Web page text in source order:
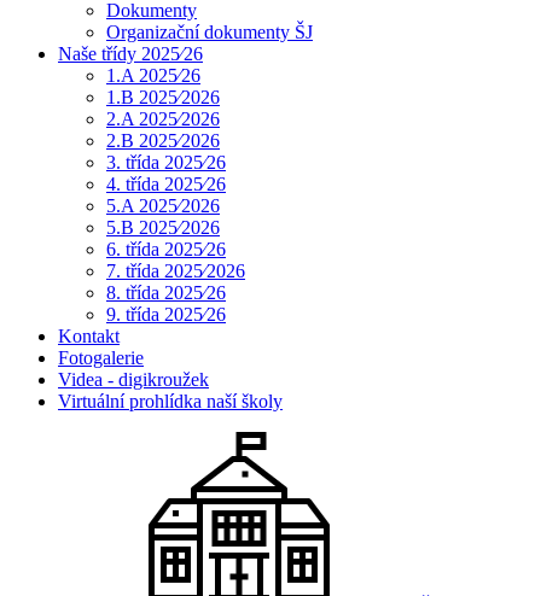
Dokumenty
Organizační dokumenty ŠJ
Naše třídy 2025⁄26
1.A 2025⁄26
1.B 2025⁄2026
2.A 2025⁄2026
2.B 2025⁄2026
3. třída 2025⁄26
4. třída 2025⁄26
5.A 2025⁄2026
5.B 2025⁄2026
6. třída 2025⁄26
7. třída 2025⁄2026
8. třída 2025⁄26
9. třída 2025⁄26
Kontakt
Fotogalerie
Videa - digikroužek
Virtuální prohlídka naší školy